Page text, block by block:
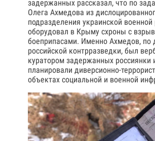
задержанных рассказал, что по
Олега Ахмедова из
подразделения украинской
оборудовал в Крыму схроны с
боеприпасами. Именно Ахмедов, по
российской контрразведки, был
куратором задержанных россиянки
планировали диверсионно-
объектах социальной и военной